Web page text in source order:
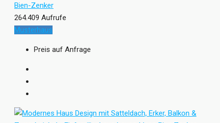
Bien-Zenker
264.409 Aufrufe
Musterhaus
Preis auf Anfrage